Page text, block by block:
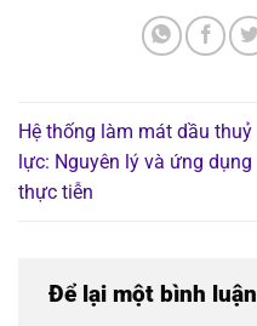
Hệ thống làm mát dầu thuỷ
lực: Nguyên lý và ứng dụng
thực tiễn
Để lại một bình luận